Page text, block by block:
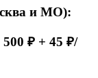
и МО):
₽ + 45 ₽/